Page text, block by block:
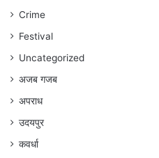
अंकित
गौरहा
Crime
Festival
Uncategorized
अजब गजब
अपराध
उदयपुर
कवर्धा